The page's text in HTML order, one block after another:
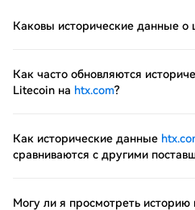
Каковы исторические данные о
Как часто обновляются
Litecoin на htx.com?
Как исторические данные
сравниваются с другими
Могу ли я просмотреть